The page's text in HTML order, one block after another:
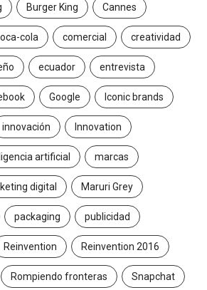
Burger King Cannes
cola comercial creatividad
ecuador entrevista
Google Iconic brands
innovación Innovation
artificial marcas
digital Maruri Grey
packaging publicidad
Reinvention Reinvention 2016
Rompiendo fronteras Snapchat